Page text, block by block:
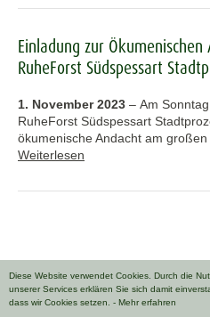
Diese Website verwendet Cookies. Durch die
unserer Services erklären Sie sich damit
dass wir Cookies setzen. - Mehr erfahren
Einladung zur Ökumenischen
RuheForst Südspessart
1. November 2023 – Am
RuheForst Südspessart
ökumenische Andacht am
Weiterlesen